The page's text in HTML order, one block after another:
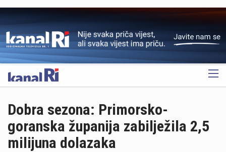
OGLAS
Dobra sezona: Primorsko-
goranska županija zabilježila 2,5
milijuna dolazaka